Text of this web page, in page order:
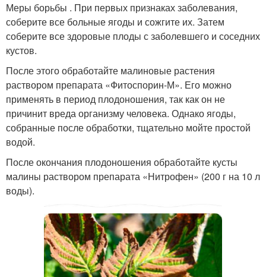
Меры борьбы . При первых признаках заболевания,
соберите все больные ягоды и сожгите их. Затем
соберите все здоровые плоды с заболевшего и соседних
кустов.
После этого обработайте малиновые растения
раствором препарата «Фитоспорин-М». Его можно
применять в период плодоношения, так как он не
причинит вреда организму человека. Однако ягоды,
собранные после обработки, тщательно мойте простой
водой.
После окончания плодоношения обработайте кусты
малины раствором препарата «Нитрофен» (200 г на 10 л
воды).